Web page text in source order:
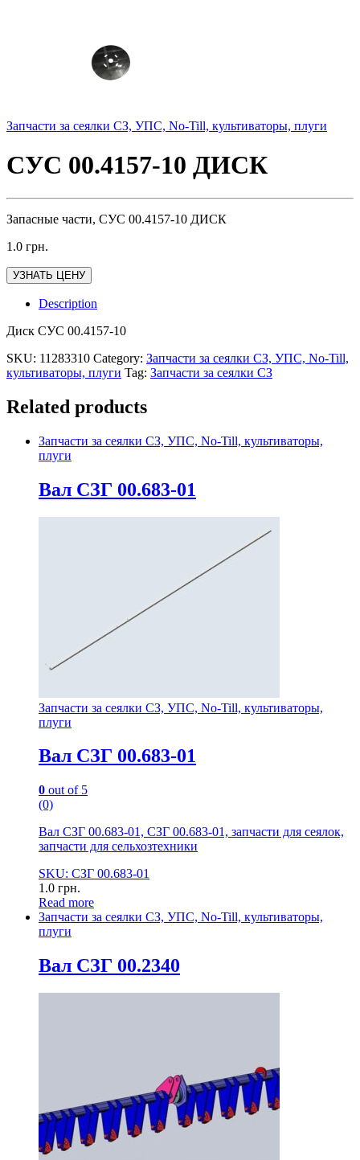
Запчасти за сеялки СЗ, УПС, No-Till, культиваторы, плуги
СУС 00.4157-10 ДИСК
Запасные части, СУС 00.4157-10 ДИСК
1.0 грн.
УЗНАТЬ ЦЕНУ
Description
Диск СУС 00.4157-10
SKU: 11283310 Category: Запчасти за сеялки СЗ, УПС, No-Till,
культиваторы, плуги Tag: Запчасти за сеялки СЗ
Related products
Запчасти за сеялки СЗ, УПС, No-Till, культиваторы,
плуги
Вал СЗГ 00.683-01
Запчасти за сеялки СЗ, УПС, No-Till, культиваторы,
плуги
Вал СЗГ 00.683-01
0 out of 5
(0)
Вал СЗГ 00.683-01, СЗГ 00.683-01, запчасти для сеялок,
запчасти для сельхозтехники
SKU: СЗГ 00.683-01
1.0 грн.
Read more
Запчасти за сеялки СЗ, УПС, No-Till, культиваторы,
плуги
Вал СЗГ 00.2340